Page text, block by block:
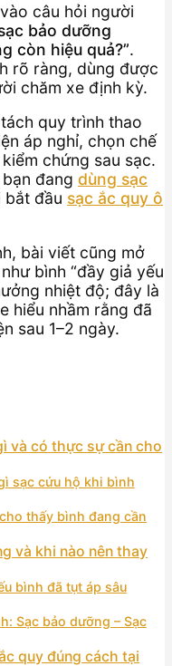
câu hỏi người
bảo dưỡng
còn hiệu quả?”.
rõ ràng, dùng được
chăm xe định kỳ.
quy trình thao
áp nghỉ, chọn chế
chứng sau sạc.
đang dùng sạc
bắt đầu sạc ắc quy ô
bài viết cũng mở
bình “đầy giả yếu
nhiệt độ; đây là
hiểu nhầm rằng đã
sau 1–2 ngày.
và có thực sự cần cho
sạc cứu hộ khi bình
thấy bình đang cần
và khi nào nên thay
bình đã tụt áp sâu
Sạc bảo dưỡng – Sạc
quy đúng cách tại